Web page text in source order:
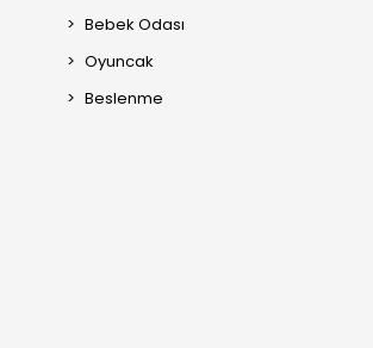
Bebek Odası
Oyuncak
Beslenme